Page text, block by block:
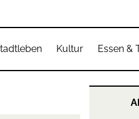
Kultur Essen &